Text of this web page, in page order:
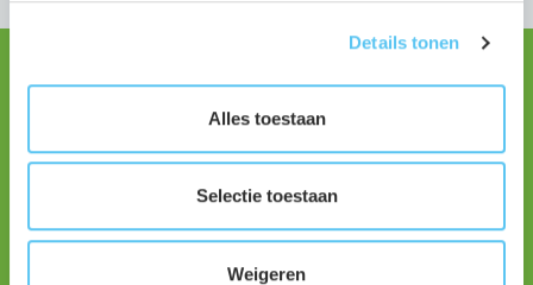
Details tonen
Alles toestaan
Selectie toestaan
Weigeren
+31 88 0048 212
Mail:info@avecodebondt.nl